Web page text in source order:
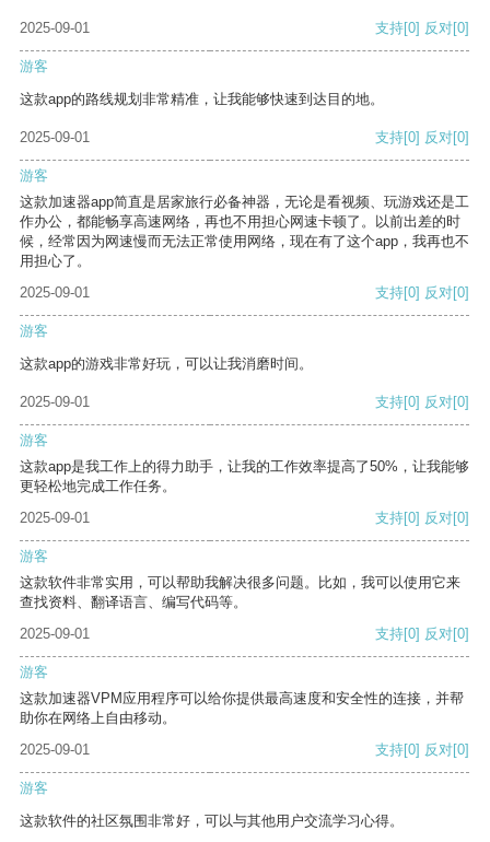
2025-09-01 支持[0] 反对[0]
游客
这款app的路线规划非常精准，让我能够快速到达目的地。
2025-09-01 支持[0] 反对[0]
游客
这款加速器app简直是居家旅行必备神器，无论是看视频、玩游戏还是工
作办公，都能畅享高速网络，再也不用担心网速卡顿了。以前出差的时
候，经常因为网速慢而无法正常使用网络，现在有了这个app，我再也不
用担心了。
2025-09-01
支持[0] 反对[0]
游客
这款app的游戏非常好玩，可以让我消磨时间。
2025-09-01 支持[0] 反对[0]
游客
这款app是我工作上的得力助手，让我的工作效率提高了50%，让我能够
更轻松地完成工作任务。
2025-09-01
支持[0] 反对[0]
游客
这款软件非常实用，可以帮助我解决很多问题。比如，我可以使用它来
查找资料、翻译语言、编写代码等。
2025-09-01
支持[0] 反对[0]
游客
这款加速器VPM应用程序可以给你提供最高速度和安全性的连接，并帮
助你在网络上自由移动。
2025-09-01
支持[0] 反对[0]
游客
这款软件的社区氛围非常好，可以与其他用户交流学习心得。